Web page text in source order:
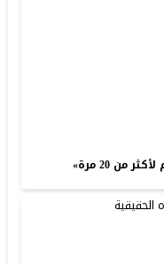
من 20 مرة»